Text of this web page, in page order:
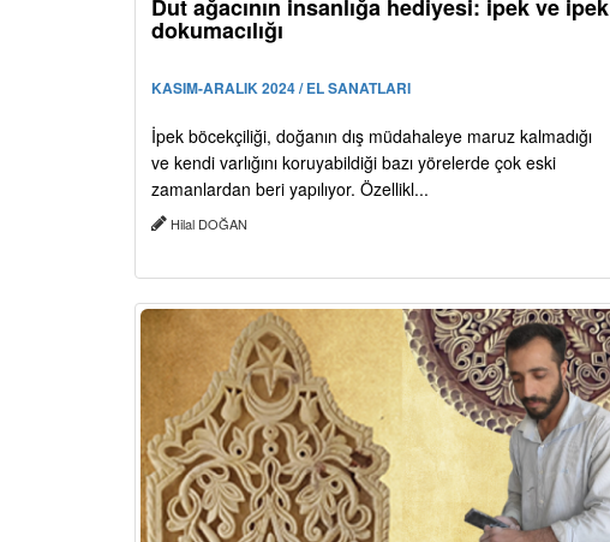
Dut ağacının insanlığa hediyesi: ipek ve ipek
dokumacılığı
KASIM-ARALIK 2024 / EL SANATLARI
İpek böcekçiliği, doğanın dış müdahaleye maruz kalmadığı
ve kendi varlığını koruyabildiği bazı yörelerde çok eski
zamanlardan beri yapılıyor. Özellikl...
Hilal DOĞAN